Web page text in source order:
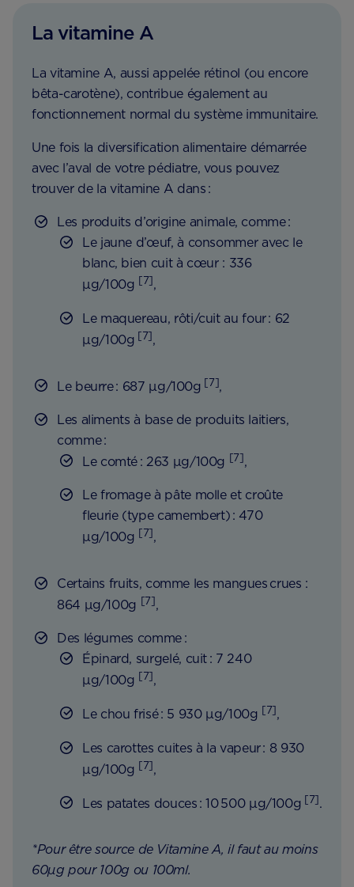
La vitamine A
La vitamine A, aussi appelée rétinol (ou encore
bêta-carotène), contribue également au
fonctionnement normal du système immunitaire.
Une fois la diversification alimentaire démarrée
avec l’aval de votre pédiatre, vous pouvez
trouver de la vitamine A dans :
Les produits d’origine animale, comme :
Le jaune d’œuf, à consommer avec le
blanc, bien cuit à cœur : 336
µg/100g [7],
Le maquereau, rôti/cuit au four : 62
µg/100g [7],
Le beurre : 687 µg/100g [7],
Les aliments à base de produits laitiers,
comme :
Le comté : 263 µg/100g [7],
Le fromage à pâte molle et croûte
fleurie (type camembert) : 470
µg/100g [7],
Certains fruits, comme les mangues crues :
864 µg/100g [7],
Des légumes comme :
Épinard, surgelé, cuit : 7 240
µg/100g [7],
Le chou frisé : 5 930 µg/100g [7],
Les carottes cuites à la vapeur : 8 930
µg/100g [7],
Les patates douces : 10 500 µg/100g [7].
*Pour être source de Vitamine A, il faut au moins
60µg pour 100g ou 100ml.